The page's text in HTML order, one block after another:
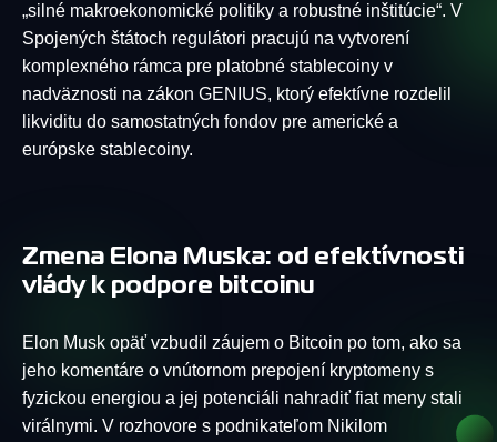
„silné makroekonomické politiky a robustné inštitúcie“. V
Spojených štátoch regulátori pracujú na vytvorení
komplexného rámca pre platobné stablecoiny v
nadväznosti na zákon GENIUS, ktorý efektívne rozdelil
likviditu do samostatných fondov pre americké a
európske stablecoiny.
Zmena Elona Muska: od efektívnosti
vlády k podpore bitcoinu
Elon Musk opäť vzbudil záujem o Bitcoin po tom, ako sa
jeho komentáre o vnútornom prepojení kryptomeny s
fyzickou energiou a jej potenciáli nahradiť fiat meny stali
virálnymi. V rozhovore s podnikateľom Nikilom